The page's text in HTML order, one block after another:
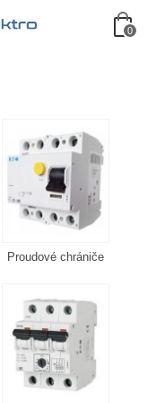
0
Proudové chrániče